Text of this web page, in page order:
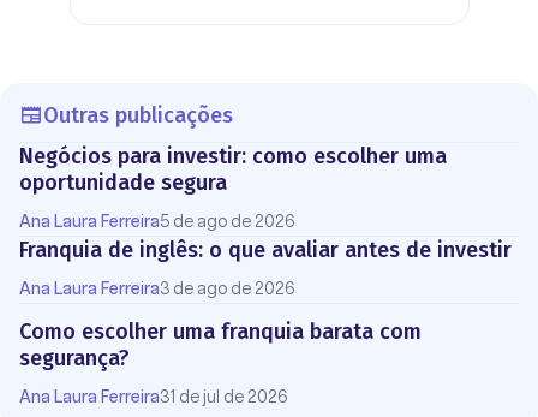
Outras publicações
Negócios para investir: como escolher uma
oportunidade segura
Ana Laura Ferreira5 de ago de 2026
Franquia de inglês: o que avaliar antes de investir
Ana Laura Ferreira3 de ago de 2026
Como escolher uma franquia barata com
segurança?
Ana Laura Ferreira31 de jul de 2026